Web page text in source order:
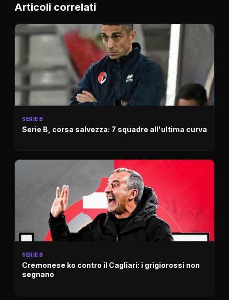
Articoli correlati
SERIE B
Serie B, corsa salvezza: 7 squadre all'ultima curva
SERIE B
Cremonese ko contro il Cagliari: i grigiorossi non
segnano